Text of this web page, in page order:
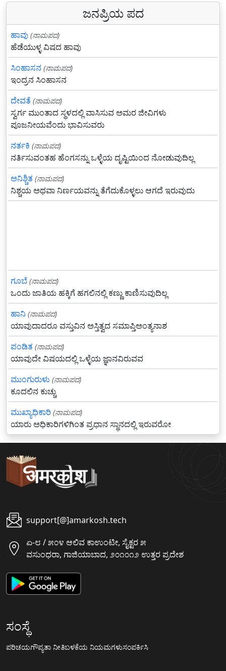
ಜನಪ್ರಿಯ ಪದ
ಹಾವು (ನಾಮಪದ)
ಹೆಡೆಯುಳ್ಳ ವಿಷದ ಹಾವು
ಸಿಂಹಾಸನ (ನಾಮಪದ)
ಇಂದ್ರನ ಸಿಂಹಾಸನ
ದೇವತೆ (ನಾಮಪದ)
ಸ್ವರ್ಗ ಮುಂತಾದ ಸ್ಥಳದಲ್ಲಿ ವಾಸಿಸುವ ಅಮರ ಜೀವಿಗಳು
ಪೂಜನೀಯವೆಂದು ಭಾವಿಸುವರು
ನರ್ತಕಿ (ನಾಮಪದ)
ನರ್ತಿಸುವಂತಹ ಹೆಂಗಸನ್ನು ಒಳ್ಳೆಯ ದೃಷ್ಟಿಯಿಂದ ನೋಡುವುದಿಲ್ಲ
ಅನಿಶ್ಚಿತ (ನಾಮಪದ)
ನಿಶ್ಚಯ ಅಥವಾ ನಿರ್ಣಯವನ್ನು ತೆಗೆದುಕೊಳ್ಳಲು ಆಗದೆ ಇರುವುದು
ಗೂಬೆ (ನಾಮಪದ)
ಒಂದು ಜಾತಿಯ ಹಕ್ಕಿಗೆ ಹಗಲಿನಲ್ಲಿ ಕಣ್ಣು ಕಾಣಿಸುವುದಿಲ್ಲ
ಹಾನಿ (ನಾಮಪದ)
ಯಾವುದಾದರೂ ವಸ್ತುವಿನ ಅಸ್ತಿತ್ವದ ಸಮಾಪ್ತಿಅಂತ್ಯನಾಶ
ಪಂಡಿತ (ನಾಮಪದ)
ಯಾವುದೇ ವಿಷಯದಲ್ಲಿ ಒಳ್ಳೆಯ ಜ್ಞಾನವಿರುವವ
ಮುಂಗುರುಳು (ನಾಮಪದ)
ಕೂದಲಿನ ಕುಚ್ಚು
ಮುಖ್ಯಾಧಿಕಾರಿ (ನಾಮಪದ)
ಯಾರು ಅಧಿಕಾರಿಗಳಿಗಿಂತ ಪ್ರಧಾನ ಸ್ಥಾನದಲ್ಲಿ ಇರುವರೋ
support[@]amarkosh.tech
ಏ-೮ / ೫೦೪ ಆಲಿವ ಕಾಉಂಟೀ, ಸೈಕ್ಟರ ೫
ವಸುಂಧರಾ, ಗಾಜಿಯಾಬಾದ, ೨೦೧೦೧೨ ಉತ್ತರ ಪ್ರದೇಶ
ಸಂಸ್ಥೆ
ಪರಿಚಯಗೌಪ್ಯತಾ ನೀತಿಬಳಕೆಯ ನಿಯಮಗಳುಸಂಪರ್ಕಿಸಿ